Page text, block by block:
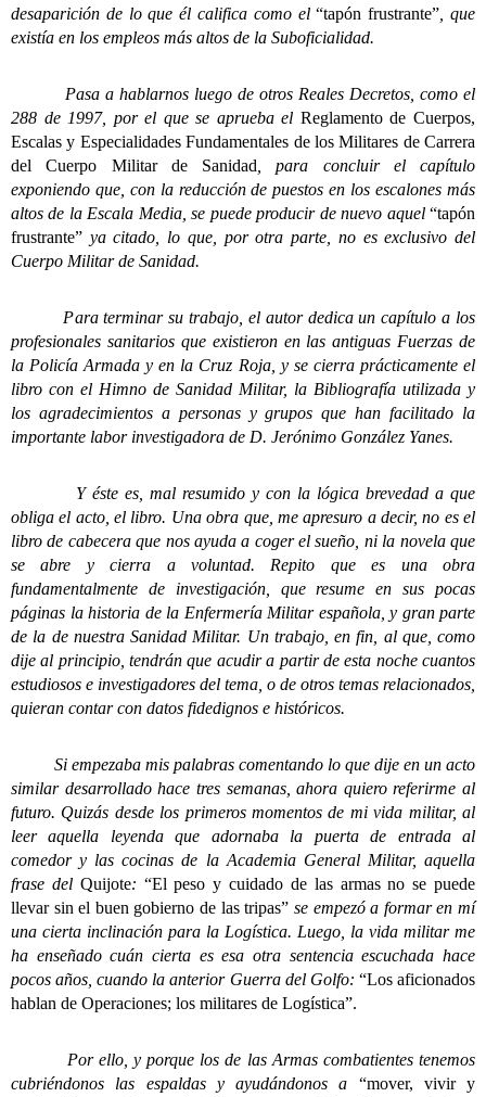
desaparición de lo que él califica como el“tapón frustrante” , que
existía en los empleos más altos de la Suboficialidad.
Pasa a hablarnos luego de otros Reales Decretos, como el
288 de 1997, por el que se aprueba el Reglamento de Cuerpos,
Escalas y Especialidades Fundamentales de los Militares de Carrera
del Cuerpo Militar de Sanidad , para concluir el capítulo
exponiendo que, con la reducción de puestos en los escalones más
altos de la Escala Media, se puede producir de nuevo aquel “tapón
frustrante” ya citado, lo que, por otra parte, no es exclusivo del
Cuerpo Militar de Sanidad.
Para terminar su trabajo, el autor dedica un capítulo a los
profesionales sanitarios que existieron en las antiguas Fuerzas de
la Policía Armada y en la Cruz Roja, y se cierra prácticamente el
libro con el Himno de Sanidad Militar, la Bibliografía utilizada y
los agradecimientos a personas y grupos que han facilitado la
importante labor investigadora de D. Jerónimo González Yanes.
Y éste es, mal resumido y con la lógica brevedad a que
obliga el acto, el libro. Una obra que, me apresuro a decir, no es el
libro de cabecera que nos ayuda a coger el sueño, ni la novela que
se abre y cierra a voluntad. Repito que es una obra
fundamentalmente de investigación, que resume en sus pocas
páginas la historia de la Enfermería Militar española, y gran parte
de la de nuestra Sanidad Militar. Un trabajo, en fin, al que, como
dije al principio, tendrán que acudir a partir de esta noche cuantos
estudiosos e investigadores del tema, o de otros temas relacionados,
quieran contar con datos fidedignos e históricos.
Si empezaba mis palabras comentando lo que dije en un acto
similar desarrollado hace tres semanas, ahora quiero referirme al
futuro. Quizás desde los primeros momentos de mi vida militar, al
leer aquella leyenda que adornaba la puerta de entrada al
comedor y las cocinas de la Academia General Militar, aquella
frase del Quijote: “El peso y cuidado de las armas no se puede
llevar sin el buen gobierno de las tripas” se empezó a formar en mí
una cierta inclinación para la Logística. Luego, la vida militar me
ha enseñado cuán cierta es esa otra sentencia escuchada hace
pocos años, cuando la anterior Guerra del Golfo: “Los aficionados
hablan de Operaciones; los militares de Logística”.
Por ello, y porque los de las Armas combatientes tenemos
cubriéndonos las espaldas y ayudándonos a “mover, vivir y